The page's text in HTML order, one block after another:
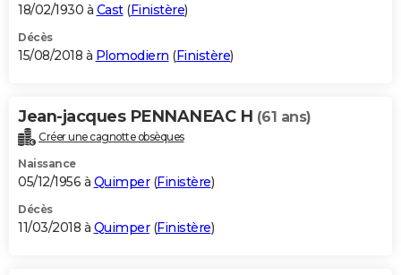
18/02/1930 à Cast(Finistère)
Décès
15/08/2018 à Plomodiern (Finistère)
Jean-jacques PENNANEAC H (61 ans)
Créer une cagnotte obsèques
Naissance
05/12/1956 à Quimper(Finistère)
Décès
11/03/2018 à Quimper(Finistère)